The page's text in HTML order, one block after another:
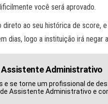
você será aprovado.
ao seu histórica de score,
dias, logo a instituição irá negar
Administrativo
e se torne um profissional de
Assistente Administrativo e